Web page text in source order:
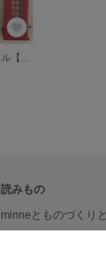
読みもの
minneとものづくりと